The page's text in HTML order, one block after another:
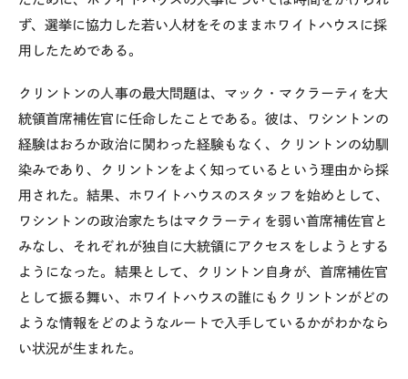
ず、選挙に協力した若い人材をそのままホワイトハウスに採
用したためである。
クリントンの人事の最大問題は、マック・マクラーティを大
統領首席補佐官に任命したことである。彼は、ワシントンの
経験はおろか政治に関わった経験もなく、クリントンの幼馴
染みであり、クリントンをよく知っているという理由から採
用された。結果、ホワイトハウスのスタッフを始めとして、
ワシントンの政治家たちはマクラーティを弱い首席補佐官と
みなし、それぞれが独自に大統領にアクセスをしようとする
ようになった。結果として、クリントン自身が、首席補佐官
として振る舞い、ホワイトハウスの誰にもクリントンがどの
ような情報をどのようなルートで入手しているかがわかなら
い状況が生まれた。